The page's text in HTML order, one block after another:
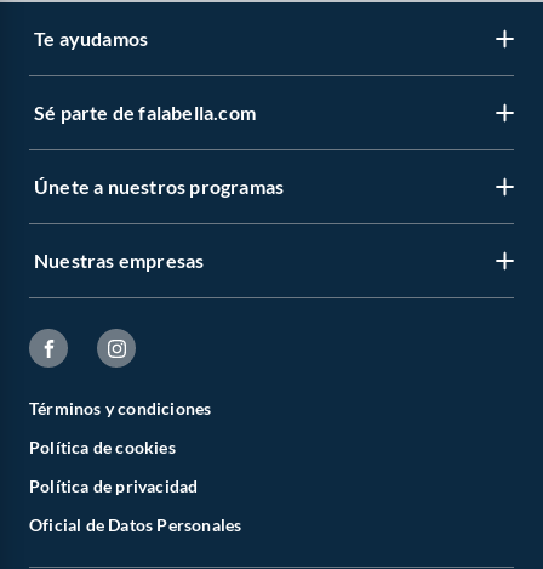
Te ayudamos
Sé parte de falabella.com
Únete a nuestros programas
Nuestras empresas
Términos y condiciones
Política de cookies
Política de privacidad
Oficial de Datos Personales